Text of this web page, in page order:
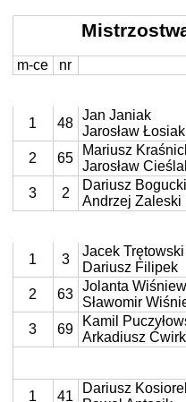
m-ce nr
1 48
Jan Janiak
Jarosław Łosiak
2
65
Mariusz
Jarosław
3
2
Dariusz Bogucki
Andrzej Zaleski
1 3
Jacek Trętowski
Dariusz Filipek
2
63
Jolanta
Sławomir
3
69
Kamil
Arkadiusz
1 41
Dariusz